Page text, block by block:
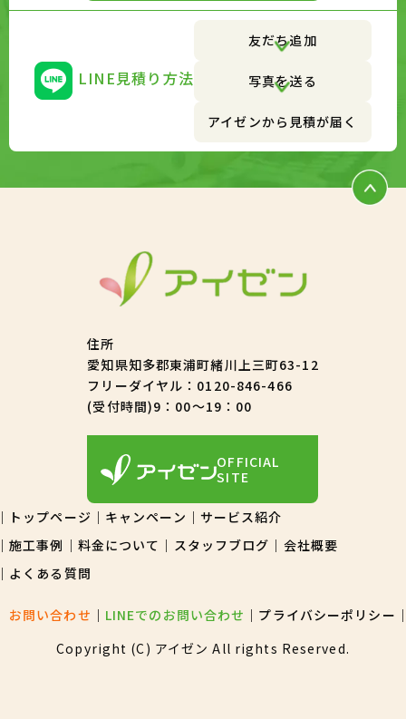
LINE見積り方法
友だち追加
写真を送る
アイゼンから見積が届く
住所
愛知県知多郡東浦町緒川上三町63-12
フリーダイヤル： 0120-846-466
(受付時間)9：00～19：00
OFFICIAL
SITE
トップページ キャンペーン
サービス紹介
施工事例
料金について スタッフブログ
会社概要
よくある質問
お問い合わせ LINEでのお問い合わせ
プライバシーポリシー
Copyright (C) アイゼン All rights Reserved.